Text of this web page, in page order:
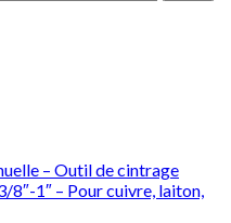
– Outil de cintrage
8″-1″ – Pour cuivre, laiton,